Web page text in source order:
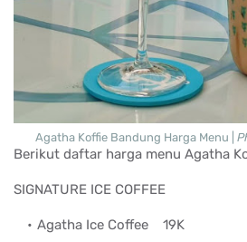
Agatha Koffie Bandung Harga Menu |
Berikut daftar harga menu Agatha
SIGNATURE ICE COFFEE
Agatha Ice Coffee 19K